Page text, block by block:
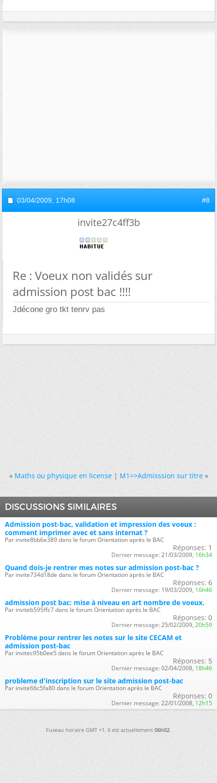
03/04/2009, 17h08 #8
invite27c4ff3b
Re : Voeux non validés sur
admission post bac !!!!
Jdécone gro tkt tenrv pas
« Maths ou physique en license|M1=>Admisssion sur titre »
DISCUSSIONS SIMILAIRES
Admission post-bac, validation et impression des voeux :
comment imprimer avec et sans internat ?
Par invite8bb6e389 dans le forum Orientation après le BAC
Réponses: 1
Dernier message: 21/03/2009, 16h34
Quand dois-je rentrer mes notes sur admission post-bac ?
Par invite734d18de dans le forum Orientation après le BAC
Réponses: 6
Dernier message: 19/03/2009, 16h46
admission post bac: mise à niveau en art nombre de voeux.
Par inviteb595ffc7 dans le forum Orientation après le BAC
Réponses: 0
Dernier message: 25/02/2009, 20h59
Problème pour rentrer les notes sur le site CECAM et
admission post-bac
Par invitec95b0ee5 dans le forum Orientation après le BAC
Réponses: 5
Dernier message: 02/04/2008, 18h46
probleme d'inscription sur le site admission post-bac
Par invite66c5fa80 dans le forum Orientation après le BAC
Réponses: 0
Dernier message: 22/01/2008, 12h15
Fuseau horaire GMT +1. Il est actuellement06h02.